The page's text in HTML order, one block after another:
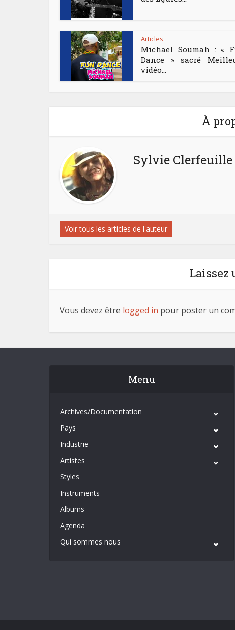
Articles
Michael Soumah : «
Dance » sacré
vidéo...
À
Sylvie Clerfeuille
Voir tous les articles de l'auteur
Laissez
Vous devez être logged in pour poster un
Menu
Archives/Documentation
Pays
Industrie
Artistes
Styles
Instruments
Albums
Agenda
Qui sommes nous